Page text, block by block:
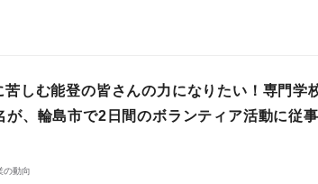
しむ能登の皆さんの力になりたい！専門学
、輪島市で2日間のボランティア活動に従事
の動向